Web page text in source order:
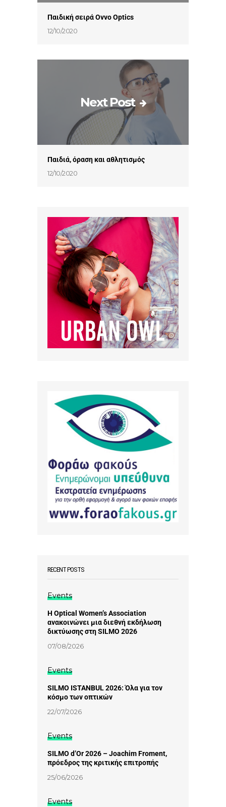
Παιδική σειρά Ovvo Optics
12/10/2020
Next Post
Παιδιά, όραση και αθλητισμός
12/10/2020
RECENT POSTS
Events
Η Optical Women’s Association
ανακοινώνει μια διεθνή εκδήλωση
δικτύωσης στη SILMO 2026
07/08/2026
Events
SILMO ISTANBUL 2026: Όλα για τον
κόσμο των οπτικών
22/07/2026
Events
SILMO d’Or 2026 – Joachim Froment,
πρόεδρος της κριτικής επιτροπής
25/06/2026
Events